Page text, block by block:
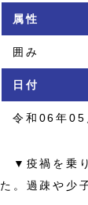
属性
囲み
日付
令和06年05
▼疫禍を乗り
た。過疎や少